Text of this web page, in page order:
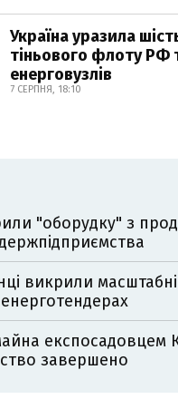
Україна уразила
тіньового флоту РФ
енерговузлів
7 СЕРПНЯ, 18:10
"оборудку" з
викрили масштабні
експосадовцем
завершено